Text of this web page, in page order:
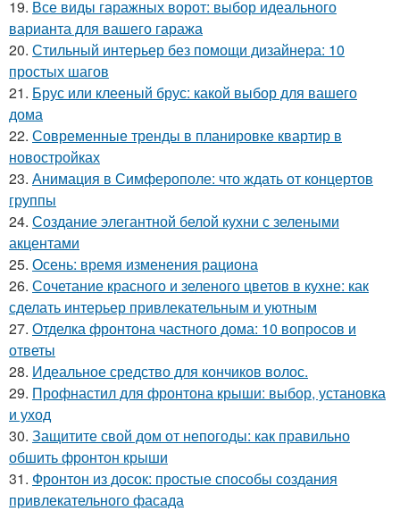
19. Все виды гаражных ворот: выбор идеального
варианта для вашего гаража
20. Стильный интерьер без помощи дизайнера: 10
простых шагов
21. Брус или клееный брус: какой выбор для вашего
дома
22. Современные тренды в планировке квартир в
новостройках
23. Анимация в Симферополе: что ждать от концертов
группы
24. Создание элегантной белой кухни с зелеными
акцентами
25. Осень: время изменения рациона
26. Сочетание красного и зеленого цветов в кухне: как
сделать интерьер привлекательным и уютным
27. Отделка фронтона частного дома: 10 вопросов и
ответы
28. Идеальное средство для кончиков волос.
29. Профнастил для фронтона крыши: выбор, установка
и уход
30. Защитите свой дом от непогоды: как правильно
обшить фронтон крыши
31. Фронтон из досок: простые способы создания
привлекательного фасада